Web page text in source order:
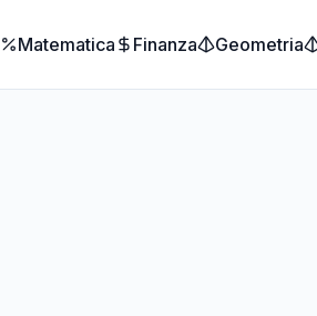
Matematica Finanza Geometria